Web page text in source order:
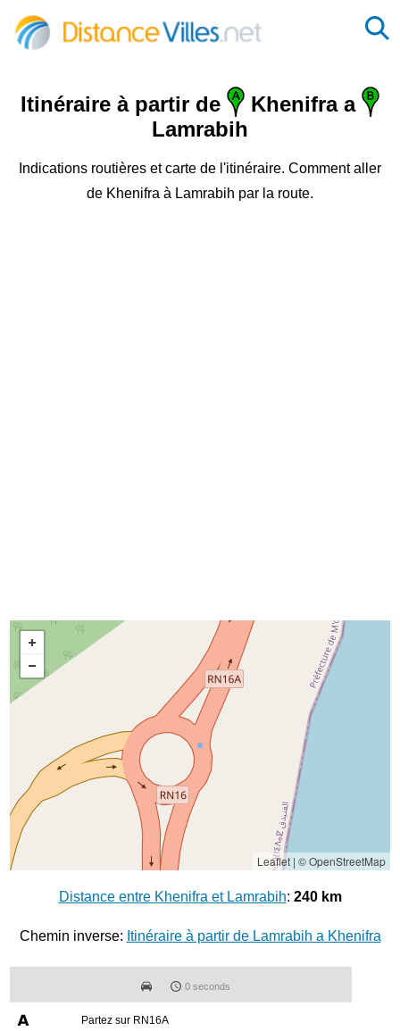
Itinéraire à partir de
Khenifra a
Lamrabih
Indications routières et carte de l'itinéraire. Comment aller
de Khenifra à Lamrabih par la route.
Leaflet| © OpenStreetMap
Distance entre Khenifra et Lamrabih: 240 km
Chemin inverse: Itinéraire à partir de Lamrabih a Khenifra
0 seconds
Partez sur RN16A